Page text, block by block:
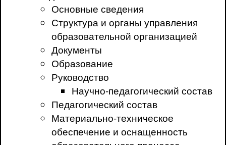
Основные сведения
Структура и органы управления
образовательной организацией
Документы
Образование
Руководство
Научно-педагогический состав
Педагогический состав
Материально-техническое
обеспечение и оснащенность